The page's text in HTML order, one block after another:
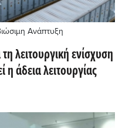
Ανάπτυξη
λειτουργική ενίσχυση
άδεια λειτουργίας